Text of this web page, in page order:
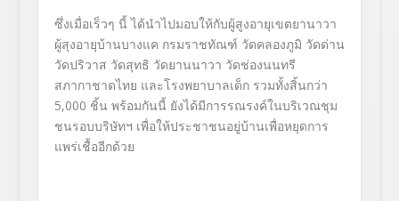
ซึ่งเมื่อเร็วๆ นี้ ได้นำไปมอบให้กับผู้สูงอายุเขตยานาวา
ผู้สุงอายุบ้านบางแค กรมราชทัณฑ์ วัดคลองภูมิ วัดด่าน
วัดปริวาส วัดสุทธิ วัดยานนาวา วัดช่องนนทรี
สภากาชาดไทย และโรงพยาบาลเด็ก รวมทั้งสิ้นกว่า
5,000 ชิ้น พร้อมกันนี้ ยังได้มีการรณรงค์ในบริเวณชุม
ชนรอบบริษัทฯ เพื่อให้ประชาชนอยู่บ้านเพื่อหยุดการ
แพร่เชื้ออีกด้วย